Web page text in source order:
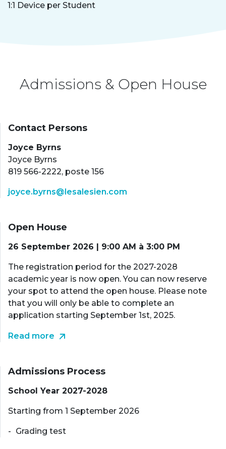
1:1 Device per Student
Admissions & Open House
Contact Persons
Joyce Byrns
Joyce Byrns
819 566-2222, poste 156
joyce.byrns@lesalesien.com
Open House
26 September 2026 | 9:00 AM à 3:00 PM
The registration period for the 2027-2028
academic year is now open. You can now reserve
your spot to attend the open house. Please note
that you will only be able to complete an
application starting September 1st, 2025.
Read more
Admissions Process
School Year 2027-2028
Starting from 1 September 2026
Grading test